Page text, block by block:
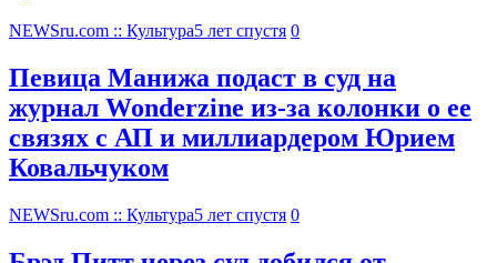
NEWSru.com :: Культура5 лет спустя 0
Певица Манижа подаст в суд на
журнал Wonderzine из-за колонки о ее
связях с АП и миллиардером Юрием
Ковальчуком
NEWSru.com :: Культура5 лет спустя 0